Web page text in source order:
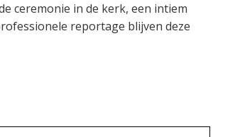
ceremonie in de kerk, een intiem
reportage blijven deze